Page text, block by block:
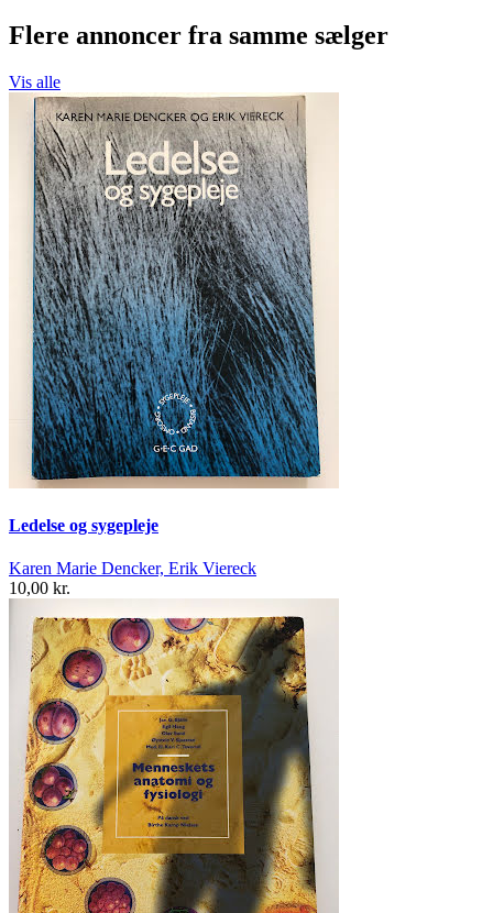
Flere annoncer fra samme sælger
Vis alle
Ledelse og sygepleje
Karen Marie Dencker, Erik Viereck
10,00 kr.